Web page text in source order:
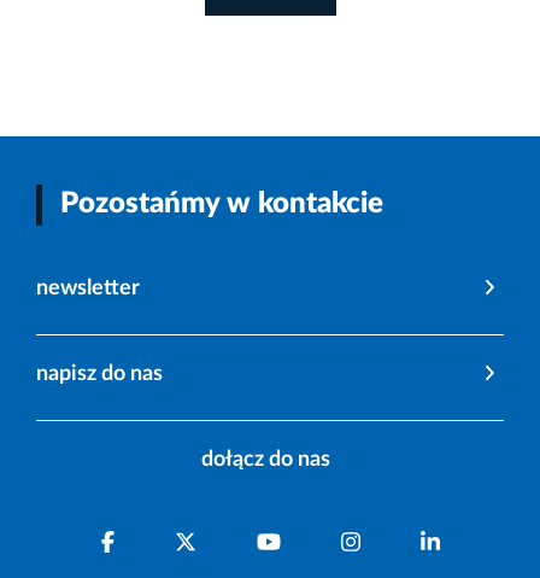
Pozostańmy w kontakcie
newsletter
napisz do nas
dołącz do nas